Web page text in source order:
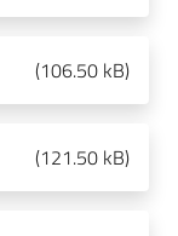
(106.50 kB)
(121.50 kB)